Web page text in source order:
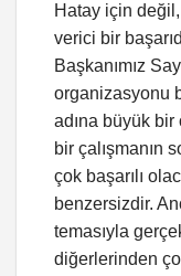
Hatay için
verici bir
Başkanımız
organizasyonu
adına büyük bir
bir çalışmanın
çok başarılı
benzersizdir.
temasıyla
diğerlerinden